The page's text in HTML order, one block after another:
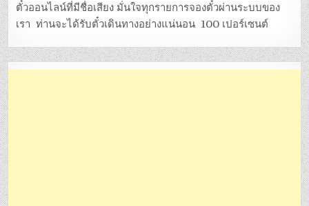
ตั๋วออนไลน์ที่มีชื่อเสียง มั่นใจทุกรายการจองตั๋วผ่านระบบของ
เรา ท่านจะได้รับตั๋วเดินทางอย่างแน่นอน 100 เปอร์เซนต์